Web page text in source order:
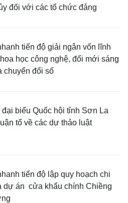
đối với các tổ chức đảng
tiến độ giải ngân vốn lĩnh
học công nghệ, đổi mới sáng
chuyển đổi số
biểu Quốc hội tỉnh Sơn La
tổ về các dự thảo luật
tiến độ lập quy hoạch chi
dự án cửa khẩu chính Chiềng